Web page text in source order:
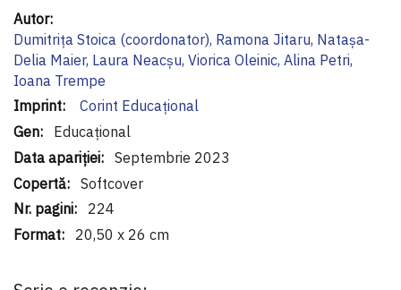
Informaţii
suplimentare
Dumitrița Stoica (coordonator), Ramona Jitaru, Natașa-
Delia Maier, Laura Neacșu, Viorica Oleinic, Alina Petri,
Ioana Trempe
Corint Educaţional
Educațional
Septembrie 2023
Softcover
224
20,50 x 26 cm